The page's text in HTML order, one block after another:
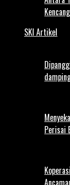
Kencang
SKI Artikel
Perisai